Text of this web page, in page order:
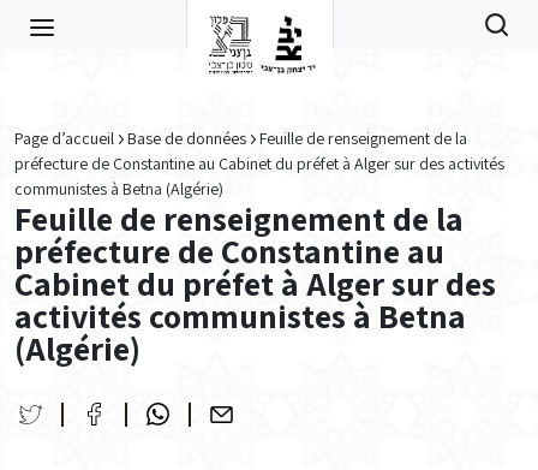
Page d’accueil Base de données
Feuille de renseignement de la
préfecture de Constantine au Cabinet du préfet à Alger sur des activités
communistes à Betna (Algérie)
Feuille de renseignement de la
préfecture de Constantine au
Cabinet du préfet à Alger sur des
activités communistes à Betna
(Algérie)